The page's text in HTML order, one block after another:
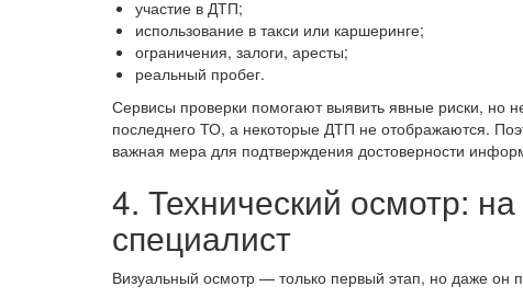
участие в ДТП;
использование в такси или каршеринге;
ограничения, залоги, аресты;
реальный пробег.
Сервисы проверки помогают выявить явные риски, но
последнего ТО, а некоторые ДТП не отображаются.
важная мера для подтверждения достоверности
4. Технический осмотр:
специалист
Визуальный осмотр — только первый этап, но даже он